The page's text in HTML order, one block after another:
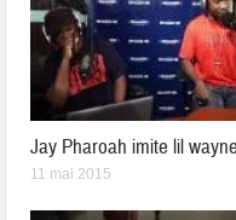
Jay Pharoah imite lil wayne
11 mai 2015